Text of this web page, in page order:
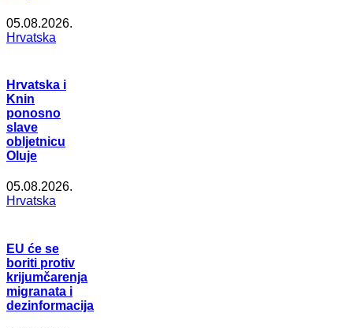
05.08.2026.
Hrvatska
Hrvatska i
Knin
ponosno
slave
obljetnicu
Oluje
05.08.2026.
Hrvatska
EU će se
boriti protiv
krijumčarenja
migranata i
dezinformacija